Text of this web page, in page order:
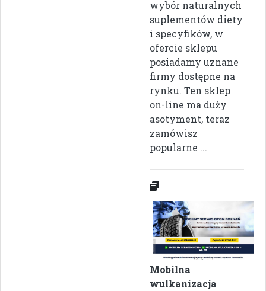
wybór naturalnych
suplementów diety
i specyfików, w
ofercie sklepu
posiadamy uznane
firmy dostępne na
rynku. Ten sklep
on-line ma duży
asotyment, teraz
zamówisz
popularne ...
Mobilna
wulkanizacja